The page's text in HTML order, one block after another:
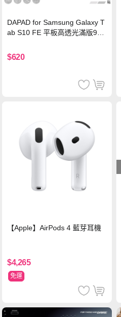
DAPAD for Samsung Galaxy T
ab S10 FE 平板高透光滿版9H
$620
【Apple】AirPods 4 藍芽耳機
$4,265
免運